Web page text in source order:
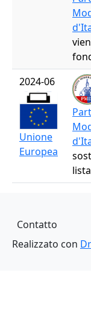
2024-06
Unione
Europea
lista
Piè di
Contatto
Realizzato con